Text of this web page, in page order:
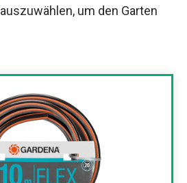
auszuwählen, um den Garten